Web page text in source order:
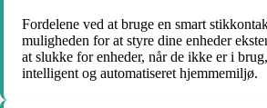
Fordelene ved at bruge en smart
muligheden for at styre dine enheder
at slukke for enheder, når de ikke er i
intelligent og automatiseret hjemmemiljø.